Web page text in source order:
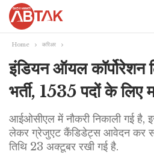
Home करिअर
इंडियन ऑयल कॉर्पोरेशन
भर्ती, 1535 पदों के लिए
आईओसीएल में नौकरी निकाली गई है,
लेकर ग्रेजुएट कैंडिडेट्स आवेदन कर
तिथि 23 अक्टूबर रखी गई है.